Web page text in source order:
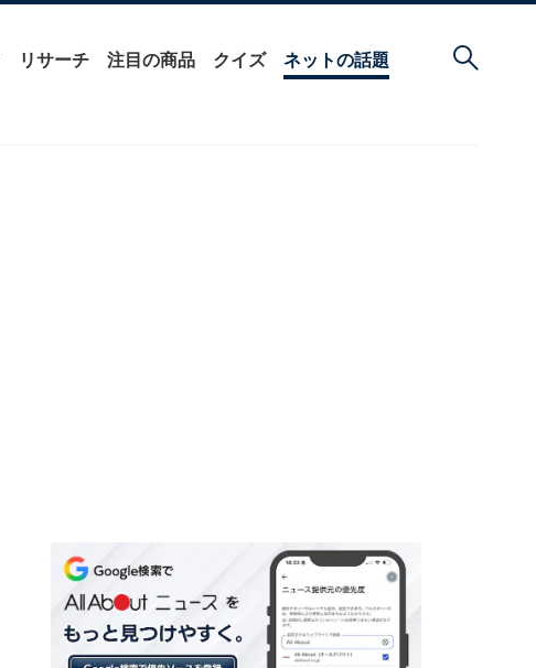
リサーチ 注目の商品 クイズ ネットの話題